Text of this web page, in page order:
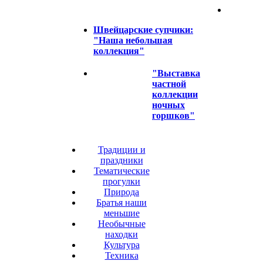
Швейцарские супчики:
"Наша небольшая
коллекция"
"Выставка
частной
коллекции
ночных
горшков"
Традиции и
праздники
Тематические
прогулки
Природа
Братья наши
меньшие
Необычные
находки
Культура
Техника